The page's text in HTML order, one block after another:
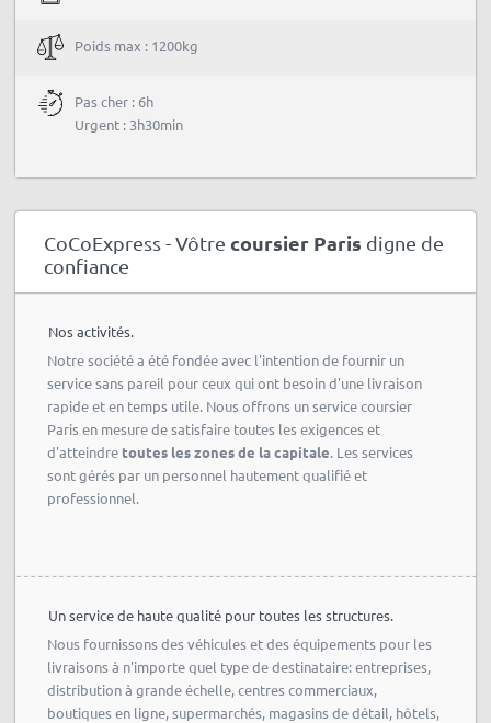
Poids max : 1200kg
Pas cher : 6h
Urgent : 3h30min
CoCoExpress - Vôtre coursier Paris digne de
confiance
Nos activités.
Notre société a été fondée avec l'intention de fournir un
service sans pareil pour ceux qui ont besoin d'une livraison
rapide et en temps utile. Nous offrons un service coursier
Paris en mesure de satisfaire toutes les exigences et
d'atteindre toutes les zones de la capitale. Les services
sont gérés par un personnel hautement qualifié et
professionnel.
Un service de haute qualité pour toutes les structures.
Nous fournissons des véhicules et des équipements pour les
livraisons à n'importe quel type de destinataire: entreprises,
distribution à grande échelle, centres commerciaux,
boutiques en ligne, supermarchés, magasins de détail, hôtels,